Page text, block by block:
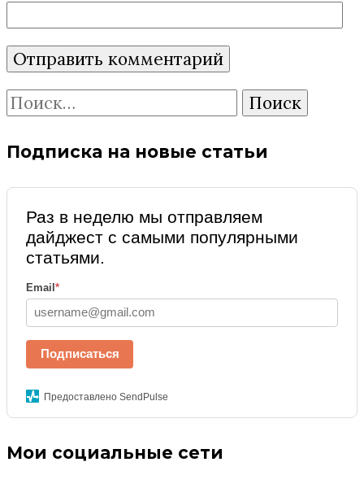
Найти:
Подписка на новые статьи
Раз в неделю мы отправляем
дайджест с самыми популярными
статьями.
Email*
Подписаться
Предоставлено SendPulse
Мои социальные сети